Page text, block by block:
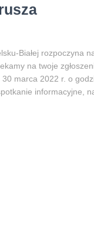
Białej rozpoczyna
na twoje
marca 2022 r. o
informacyjne,